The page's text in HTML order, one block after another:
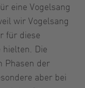
eine Vogelsang
wir Vogelsang
für diese
Die
Phasen der
aber bei